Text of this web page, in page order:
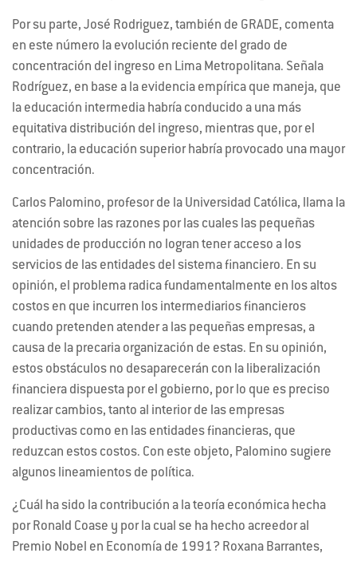
Por su parte, José Rodriguez, también de GRADE, comenta
en este número la evolución reciente del grado de
concentración del ingreso en Lima Metropolitana. Señala
Rodríguez, en base a la evidencia empírica que maneja, que
la educación intermedia habría conducido a una más
equitativa distribución del ingreso, mientras que, por el
contrario, la educación superior habría provocado una mayor
concentración.
Carlos Palomino, profesor de la Universidad Católica, llama la
atención sobre las razones por las cuales las pequeñas
unidades de producción no logran tener acceso a los
servicios de las entidades del sistema financiero. En su
opinión, el problema radica fundamentalmente en los altos
costos en que incurren los intermediarios financieros
cuando pretenden atender a las pequeñas empresas, a
causa de la precaria organización de estas. En su opinión,
estos obstáculos no desaparecerán con la liberalización
financiera dispuesta por el gobierno, por lo que es preciso
realizar cambios, tanto al interior de las empresas
productivas como en las entidades financieras, que
reduzcan estos costos. Con este objeto, Palomino sugiere
algunos lineamientos de política.
¿Cuál ha sido la contribución a la teoría económica hecha
por Ronald Coase y por la cual se ha hecho acreedor al
Premio Nobel en Economía de 1991? Roxana Barrantes,